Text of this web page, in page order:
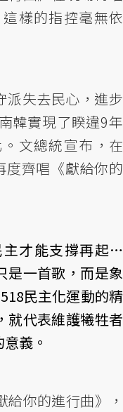
樣的指控毫無依
派失去民心，進步
韓實現了睽違9年
文總統宣布，在
度齊唱《獻給你的
主才能支撐再起…
是一首歌，而是象
民主化運動的精
就代表維護犧牲者
義。
你的進行曲》，